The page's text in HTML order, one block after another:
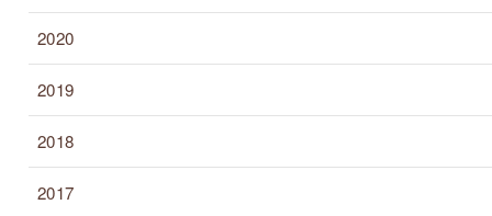
2020
2019
2018
2017